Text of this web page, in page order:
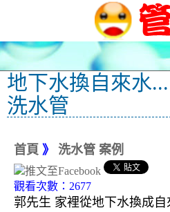
地下水換自來水
洗水管
首頁 》 洗水管 案例
觀看次數：2677
郭先生 家裡從地下水換成